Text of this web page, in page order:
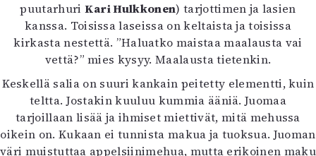
puutarhuri Kari Hulkkonen) tarjottimen ja lasien
kanssa. Toisissa laseissa on keltaista ja toisissa
kirkasta nestettä. ”Haluatko maistaa maalausta vai
vettä?” mies kysyy. Maalausta tietenkin.
Keskellä salia on suuri kankain peitetty elementti, kuin
teltta. Jostakin kuuluu kummia ääniä. Juomaa
tarjoillaan lisää ja ihmiset miettivät, mitä mehussa
oikein on. Kukaan ei tunnista makua ja tuoksua. Juoman
väri muistuttaa appelsiinimehua, mutta erikoinen maku